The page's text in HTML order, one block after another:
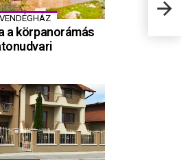
Villa
a körpanorámás